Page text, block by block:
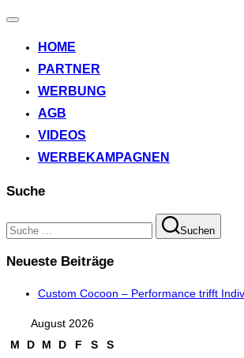
Navigation
HOME
PARTNER
WERBUNG
AGB
VIDEOS
WERBEKAMPAGNEN
Suche
Suchen
nach:
Suchen
Neueste Beiträge
Custom Cocoon – Performance trifft
August 2026
M
D M D F S
S